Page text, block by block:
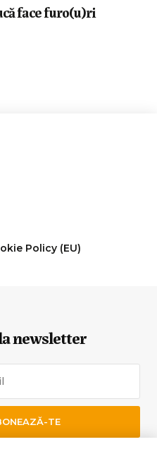
face furo(u)ri
Policy (EU)
newsletter
TE